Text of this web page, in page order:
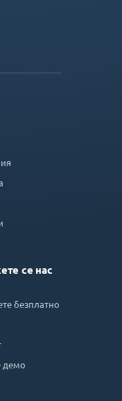
се нас
безплатно
демо